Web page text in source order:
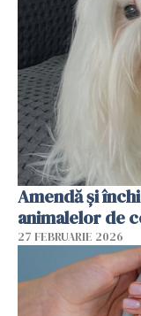
Amendă și
animalelor de
27 FEBRUARIE 2026